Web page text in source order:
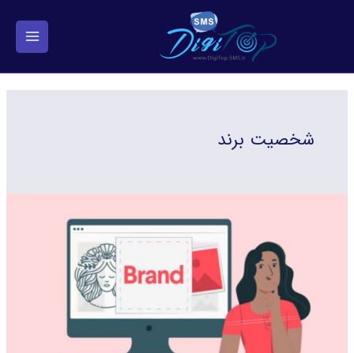
شخصیت برند